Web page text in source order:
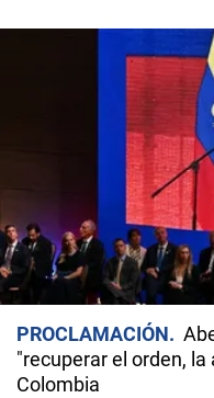
PROCLAMACIÓN
"recuperar el orden,
Colombia